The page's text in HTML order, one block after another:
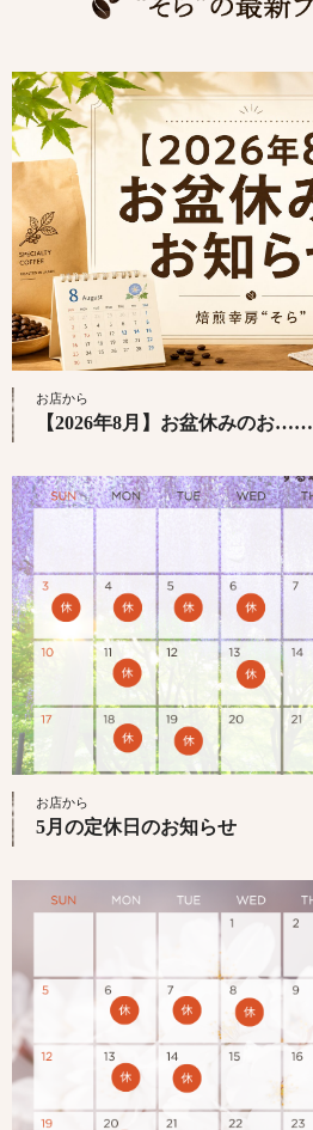
お店から
【2026年8月】お盆休みのお……
お店から
5月の定休日のお知らせ